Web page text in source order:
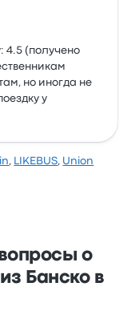
4.5 (получено
но иногда не
у
, LIKEBUS, Union
о
Банско в